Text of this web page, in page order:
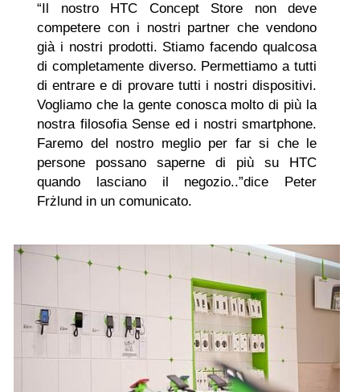
“Il nostro HTC Concept Store non deve
competere con i nostri partner che vendono
già i nostri prodotti. Stiamo facendo qualcosa
di completamente diverso. Permettiamo a tutti
di entrare e di provare tutti i nostri dispositivi.
Vogliamo che la gente conosca molto di più la
nostra filosofia Sense ed i nostri smartphone.
Faremo del nostro meglio per far si che le
persone possano saperne di più su HTC
quando lasciano il negozio..”dice Peter
Frżlund in un comunicato.